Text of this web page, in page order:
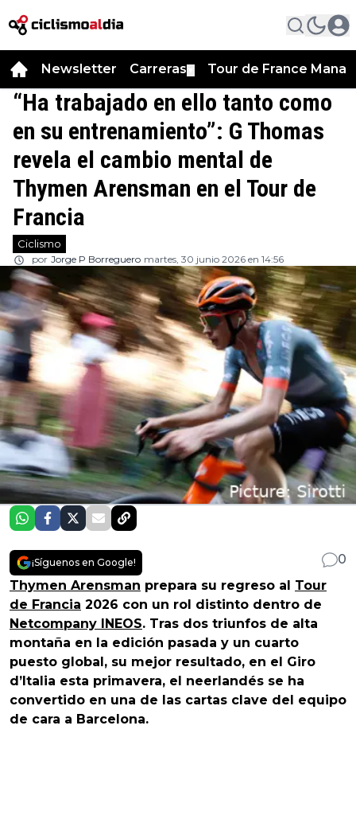
Newsletter Carreras Tour de France
“Ha trabajado en ello tanto como
en su entrenamiento”: G Thomas
revela el cambio mental de
Thymen Arensman en el Tour de
Francia
Ciclismo
por Jorge P Borreguero martes, 30 junio 2026 en 14:56
¡Síguenos en Google!
0
Thymen Arensman prepara su regreso al Tour
de Francia 2026 con un rol distinto dentro de
Netcompany INEOS. Tras dos triunfos de alta
montaña en la edición pasada y un cuarto
puesto global, su mejor resultado, en el Giro
d’Italia esta primavera, el neerlandés se ha
convertido en una de las cartas clave del equipo
de cara a Barcelona.